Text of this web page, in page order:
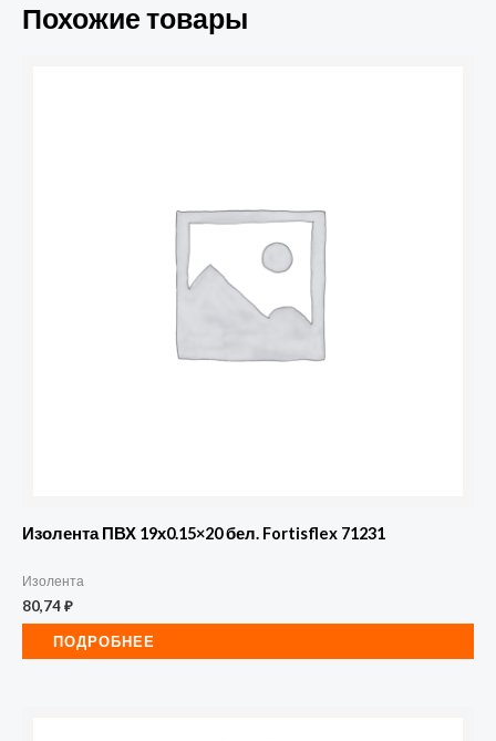
Похожие товары
Изолента ПВХ 19х0.15×20 бел. Fortisflex 71231
Изолента
80,74₽
ПОДРОБНЕЕ